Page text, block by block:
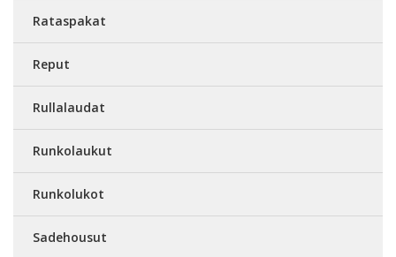
Rataspakat
Reput
Rullalaudat
Runkolaukut
Runkolukot
Sadehousut